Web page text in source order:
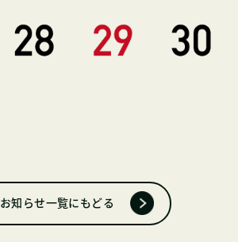
お知らせ一覧にもどる